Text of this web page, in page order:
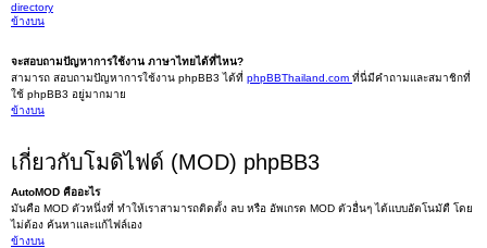
directory
ข้างบน
จะสอบถามปัญหาการใช้งาน ภาษาไทยได้ที่ไหน?
สามารถ สอบถามปัญหาการใช้งาน phpBB3 ได้ที่ phpBBThailand.com ที่นี่มีคำถามและสมาชิกที่
ใช้ phpBB3 อยู่มากมาย
ข้างบน
เกี่ยวกับโมดิไฟด์ (MOD) phpBB3
AutoMOD คืออะไร
มันคือ MOD ตัวหนึ่งที่ ทำให้เราสามารถติดตั้ง ลบ หรือ อัพเกรด MOD ตัวอื่นๆ ได้แบบอัตโนมัตื โดย
ไม่ต้อง ค้นหาและแก้ไฟล์เอง
ข้างบน